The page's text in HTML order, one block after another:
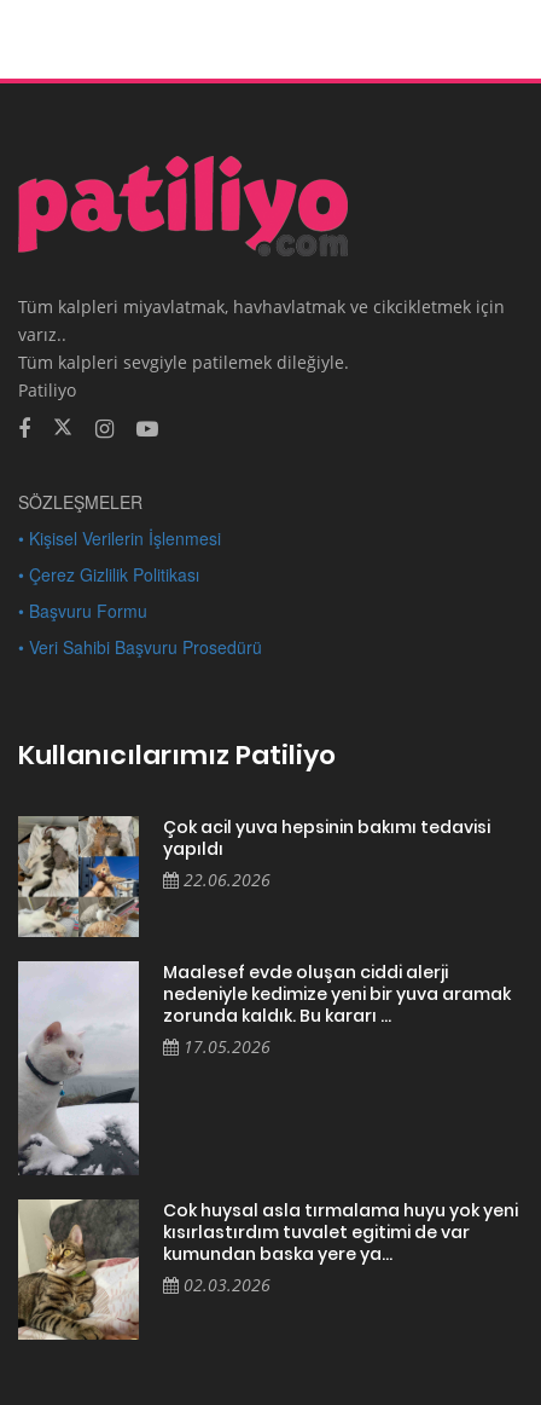
Tüm kalpleri miyavlatmak, havhavlatmak ve cikcikletmek için
varız..
Tüm kalpleri sevgiyle patilemek dileğiyle.
Patiliyo
SÖZLEŞMELER
• Kişisel Verilerin İşlenmesi
• Çerez Gizlilik Politikası
• Başvuru Formu
• Veri Sahibi Başvuru Prosedürü
Kullanıcılarımız Patiliyo
Çok acil yuva hepsinin bakımı tedavisi
yapıldı
22.06.2026
Maalesef evde oluşan ciddi alerji
nedeniyle kedimize yeni bir yuva aramak
zorunda kaldık. Bu kararı ...
17.05.2026
Cok huysal asla tırmalama huyu yok yeni
kısırlastırdım tuvalet egitimi de var
kumundan baska yere ya...
02.03.2026